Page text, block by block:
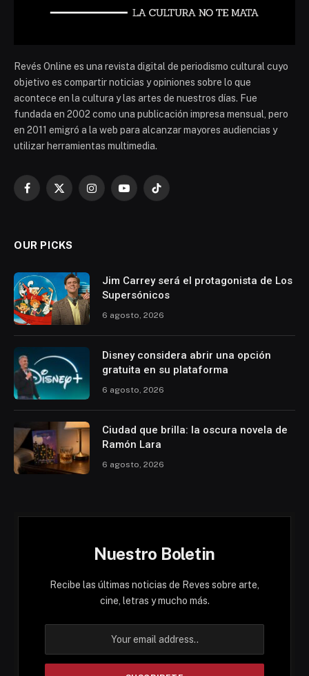
Revés Online es una revista digital de periodismo cultural cuyo
objetivo es compartir noticias y opiniones sobre lo que
acontece en la cultura y las artes de nuestros días. Fue
fundada en 2002 como una publicación impresa mensual, pero
en 2011 emigró a la web para alcanzar mayores audiencias y
utilizar herramientas multimedia.
Facebook
X
InstagramYouTubeTikTok
OUR PICKS
Jim Carrey será el protagonista de Los
Supersónicos
6 agosto, 2026
Disney considera abrir una opción
gratuita en su plataforma
6 agosto, 2026
Ciudad que brilla: la oscura novela de
Ramón Lara
6 agosto, 2026
Nuestro Boletin
Recibe las últimas noticias de Reves sobre arte,
cine, letras y mucho más.